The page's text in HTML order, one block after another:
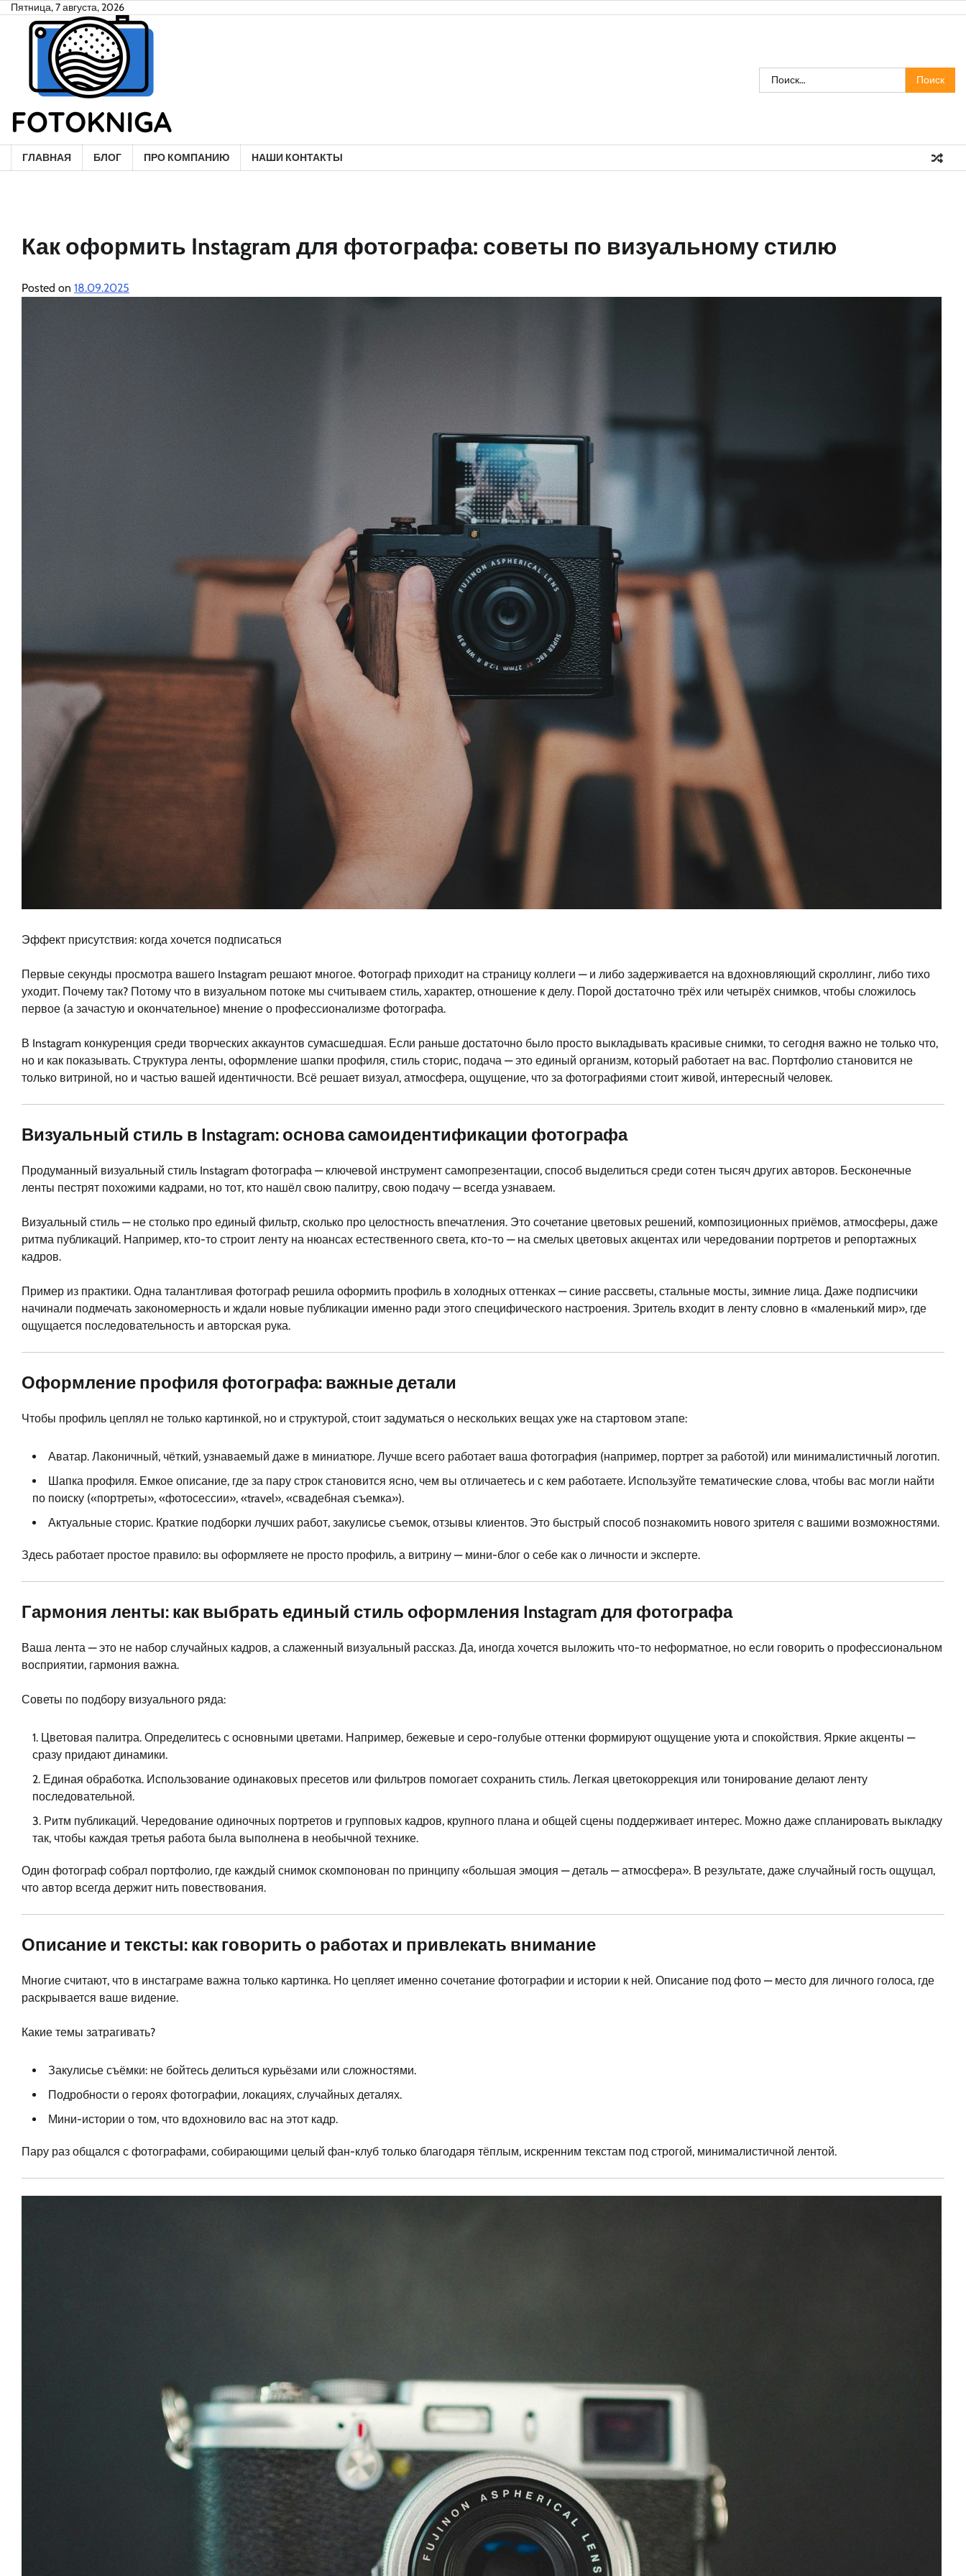
SkipПятница, 7 августа, 2026
Найти:
ГЛАВНАЯ БЛОГ ПРО КОМПАНИЮ НАШИ КОНТАКТЫ
Как оформить Instagram для фотографа: советы по визуальному стилю
Posted on 18.09.2025
Эффект присутствия: когда хочется подписаться
Первые секунды просмотра вашего Instagram решают многое. Фотограф приходит на страницу коллеги — и либо задерживается на вдохновляющий скроллинг, либо тихо
уходит. Почему так? Потому что в визуальном потоке мы считываем стиль, характер, отношение к делу. Порой достаточно трёх или четырёх снимков, чтобы сложилось
первое (а зачастую и окончательное) мнение о профессионализме фотографа.
В Instagram конкуренция среди творческих аккаунтов сумасшедшая. Если раньше достаточно было просто выкладывать красивые снимки, то сегодня важно не только что,
но и как показывать. Структура ленты, оформление шапки профиля, стиль сторис, подача — это единый организм, который работает на вас. Портфолио становится не
только витриной, но и частью вашей идентичности. Всё решает визуал, атмосфера, ощущение, что за фотографиями стоит живой, интересный человек.
Визуальный стиль в Instagram: основа самоидентификации фотографа
Продуманный визуальный стиль Instagram фотографа — ключевой инструмент самопрезентации, способ выделиться среди сотен тысяч других авторов. Бесконечные
ленты пестрят похожими кадрами, но тот, кто нашёл свою палитру, свою подачу — всегда узнаваем.
Визуальный стиль — не столько про единый фильтр, сколько про целостность впечатления. Это сочетание цветовых решений, композиционных приёмов, атмосферы, даже
ритма публикаций. Например, кто-то строит ленту на нюансах естественного света, кто-то — на смелых цветовых акцентах или чередовании портретов и репортажных
кадров.
Пример из практики. Одна талантливая фотограф решила оформить профиль в холодных оттенках — синие рассветы, стальные мосты, зимние лица. Даже подписчики
начинали подмечать закономерность и ждали новые публикации именно ради этого специфического настроения. Зритель входит в ленту словно в «маленький мир», где
ощущается последовательность и авторская рука.
Оформление профиля фотографа: важные детали
Чтобы профиль цеплял не только картинкой, но и структурой, стоит задуматься о нескольких вещах уже на стартовом этапе:
Аватар. Лаконичный, чёткий, узнаваемый даже в миниатюре. Лучше всего работает ваша фотография (например, портрет за работой) или минималистичный логотип.
Шапка профиля. Емкое описание, где за пару строк становится ясно, чем вы отличаетесь и с кем работаете. Используйте тематические слова, чтобы вас могли найти
по поиску («портреты», «фотосессии», «travel», «свадебная съемка»).
Актуальные сторис. Краткие подборки лучших работ, закулисье съемок, отзывы клиентов. Это быстрый способ познакомить нового зрителя с вашими возможностями.
Здесь работает простое правило: вы оформляете не просто профиль, а витрину — мини-блог о себе как о личности и эксперте.
Гармония ленты: как выбрать единый стиль оформления Instagram для фотографа
Ваша лента — это не набор случайных кадров, а слаженный визуальный рассказ. Да, иногда хочется выложить что-то неформатное, но если говорить о профессиональном
восприятии, гармония важна.
Советы по подбору визуального ряда:
Цветовая палитра. Определитесь с основными цветами. Например, бежевые и серо-голубые оттенки формируют ощущение уюта и спокойствия. Яркие акценты —
сразу придают динамики.
Единая обработка. Использование одинаковых пресетов или фильтров помогает сохранить стиль. Легкая цветокоррекция или тонирование делают ленту
последовательной.
Ритм публикаций. Чередование одиночных портретов и групповых кадров, крупного плана и общей сцены поддерживает интерес. Можно даже спланировать выкладку
так, чтобы каждая третья работа была выполнена в необычной технике.
Один фотограф собрал портфолио, где каждый снимок скомпонован по принципу «большая эмоция — деталь — атмосфера». В результате, даже случайный гость ощущал,
что автор всегда держит нить повествования.
Описание и тексты: как говорить о работах и привлекать внимание
Многие считают, что в инстаграме важна только картинка. Но цепляет именно сочетание фотографии и истории к ней. Описание под фото — место для личного голоса, где
раскрывается ваше видение.
Какие темы затрагивать?
Закулисье съёмки: не бойтесь делиться курьёзами или сложностями.
Подробности о героях фотографии, локациях, случайных деталях.
Мини-истории о том, что вдохновило вас на этот кадр.
Пару раз общался с фотографами, собирающими целый фан-клуб только благодаря тёплым, искренним текстам под строгой, минималистичной лентой.